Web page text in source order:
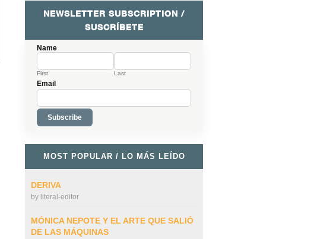
NEWSLETTER SUBSCRIPTION /
SUSCRÍBETE
Name
First Last
Email
MOST POPULAR / LO MÁS LEÍDO
DERIVA
by literal-editor
MÓNICA NEPOTE Y EL ARTE QUE SALIÓ
DE LAS MÁQUINAS